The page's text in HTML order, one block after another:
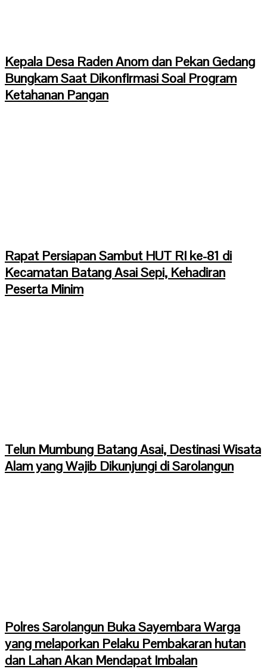
Kepala Desa Raden Anom dan Pekan Gedang
Bungkam Saat Dikonfirmasi Soal Program
Ketahanan Pangan
Rapat Persiapan Sambut HUT RI ke-81 di
Kecamatan Batang Asai Sepi, Kehadiran
Peserta Minim
Telun Mumbung Batang Asai, Destinasi Wisata
Alam yang Wajib Dikunjungi di Sarolangun
Polres Sarolangun Buka Sayembara Warga
yang melaporkan Pelaku Pembakaran hutan
dan Lahan Akan Mendapat Imbalan